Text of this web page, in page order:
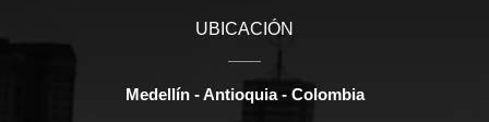
UBICACIÓN
Medellín - Antioquia - Colombia